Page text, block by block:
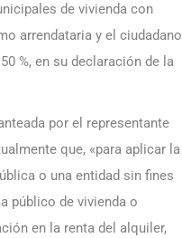
de vivienda con
arrendataria y el ciudadano
%, en su declaración de la
por el representante
que, «para aplicar la
o una entidad sin fines
público de vivienda o
en la renta del alquiler,